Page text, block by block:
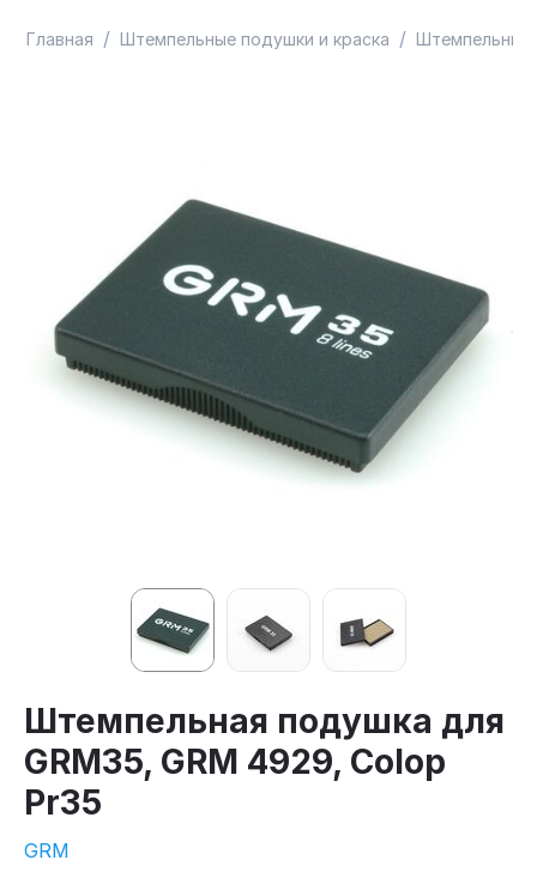
Главная / Штемпельные подушки и краска / Штемпельные
Штемпельная подушка для
GRM35, GRM 4929, Colop
Pr35
GRM